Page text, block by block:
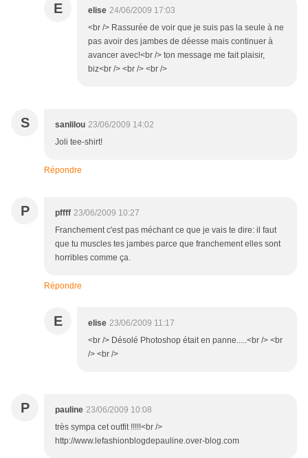
E elise 24/06/2009 17:03
<br /> Rassurée de voir que je suis pas la seule à ne
pas avoir des jambes de déesse mais continuer à
avancer avec!<br /> ton message me fait plaisir,
biz<br /> <br /> <br />
S sanlilou 23/06/2009 14:02
Joli tee-shirt!
Répondre
P pffff 23/06/2009 10:27
Franchement c'est pas méchant ce que je vais te dire: il faut
que tu muscles tes jambes parce que franchement elles sont
horribles comme ça.
Répondre
E elise 23/06/2009 11:17
<br /> Désolé Photoshop était en panne.....<br /> <br
/> <br />
P pauline 23/06/2009 10:08
très sympa cet outfit !!!!!<br />
http://www.lefashionblogdepauline.over-blog.com